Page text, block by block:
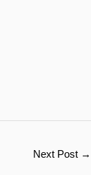
Next Post →